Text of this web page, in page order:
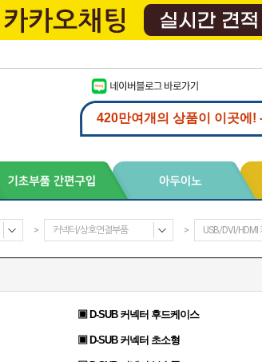
> 커넥터/상호연결부품 > USB/DVI/HDMI
▣ D-SUB 커넥터 후드케이스
▣ D-SUB 커넥터 초소형